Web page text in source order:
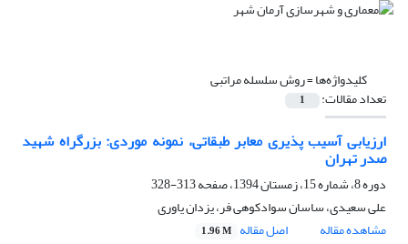
کلیدواژه‌ها =روش سلسله مراتبی
تعداد مقالات: 1
ارزیابی آسیب پذیری معابر طبقاتی، نمونه موردی: بزرگراه شهید
صدر تهران
دوره 8، شماره 15، زمستان 1394، صفحه
313-328
علی سعیدی، ساسان سوادکوهی فر، یزدان یاوری
مشاهده مقاله
اصل مقاله 1.96 M